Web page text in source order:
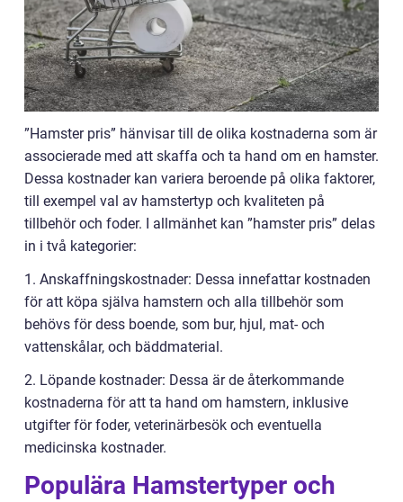
”Hamster pris” hänvisar till de olika kostnaderna som är
associerade med att skaffa och ta hand om en hamster.
Dessa kostnader kan variera beroende på olika faktorer,
till exempel val av hamstertyp och kvaliteten på
tillbehör och foder. I allmänhet kan ”hamster pris” delas
in i två kategorier:
1. Anskaffningskostnader: Dessa innefattar kostnaden
för att köpa själva hamstern och alla tillbehör som
behövs för dess boende, som bur, hjul, mat- och
vattenskålar, och bäddmaterial.
2. Löpande kostnader: Dessa är de återkommande
kostnaderna för att ta hand om hamstern, inklusive
utgifter för foder, veterinärbesök och eventuella
medicinska kostnader.
Populära Hamstertyper och